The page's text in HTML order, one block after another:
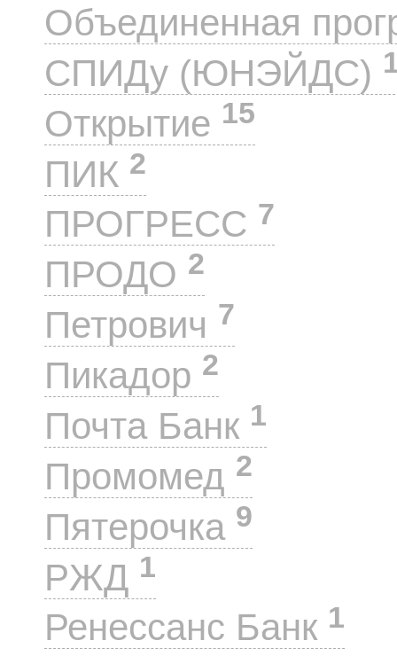
Объединенная
СПИДу (ЮНЭЙДС)
Открытие 15
ПИК 2
ПРОГРЕСС 7
ПРОДО 2
Петрович 7
Пикадор 2
Почта Банк 1
Промомед 2
Пятерочка 9
РЖД 1
Ренессанс Банк 1